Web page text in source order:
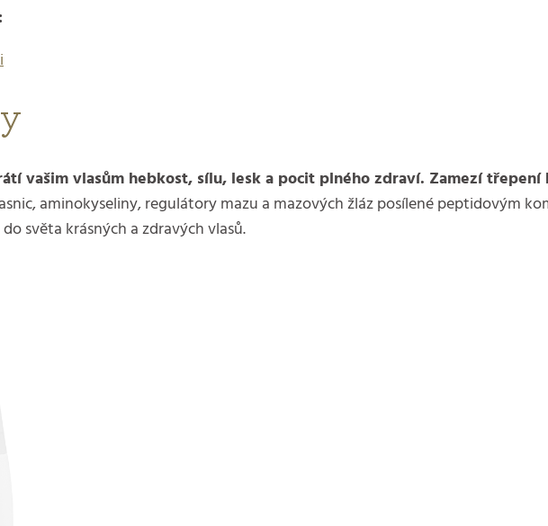
vašim vlasům hebkost, sílu, lesk a pocit plného zdraví. Zamezí třepení
aminokyseliny, regulátory mazu a mazových žláz posílené peptidovým
světa krásných a zdravých vlasů.